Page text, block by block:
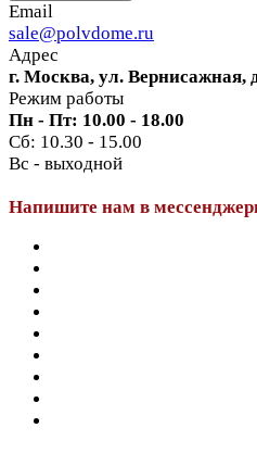
Email
sale@polvdome.ru
Адрес
г. Москва, ул. Вернисажная,
Режим работы
Пн - Пт: 10.00 - 18.00
Сб: 10.30 - 15.00
Вс - выходной
Напишите нам в